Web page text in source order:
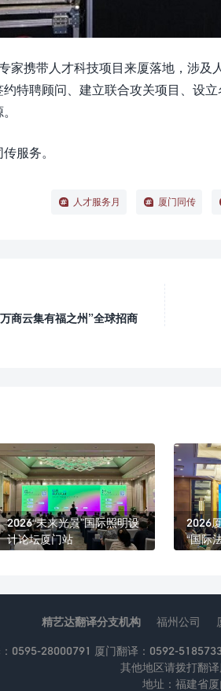
家携带人才科技项目来厦落地，涉
特聘顾问、建立联合攻关项目、设
服务。
人才服务月 厦门同传
商云集有福之州”全球招商
2026“未来光景”国际照明设
计论坛厦门站
2026
“国际
精艺达翻译分支机构 福州公司
0595-28000791 厦门翻译：0592-
其他地区请拨打翻
地址：福建省